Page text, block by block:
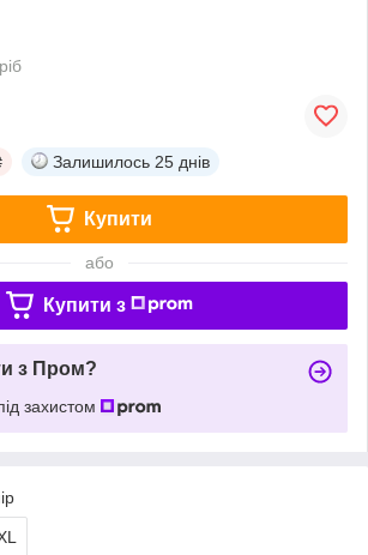
Залишилось 25 днів
Купити
або
Купити з
з Пром?
захистом